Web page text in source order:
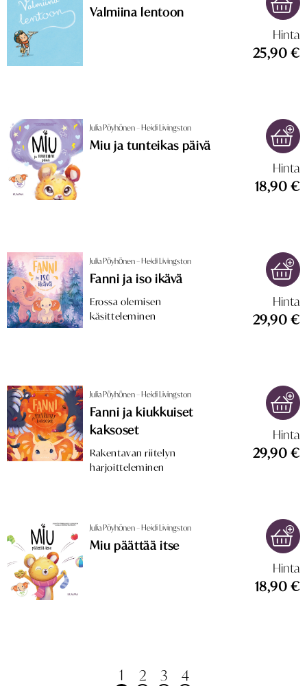
Hinta
25,90 €
Valmiina lentoon
Hinta
18,90 €
Julia Pöyhönen – Heidi Livingston
Miu ja tunteikas päivä
Hinta
29,90 €
Julia Pöyhönen – Heidi Livingston
Fanni ja iso ikävä
Erossa olemisen
käsitteleminen
Hinta
29,90 €
Julia Pöyhönen – Heidi Livingston
Fanni ja kiukkuiset
kaksoset
Rakentavan riitelyn
harjoitteleminen
Hinta
18,90 €
Julia Pöyhönen – Heidi Livingston
Miu päättää itse
1 2 3 4